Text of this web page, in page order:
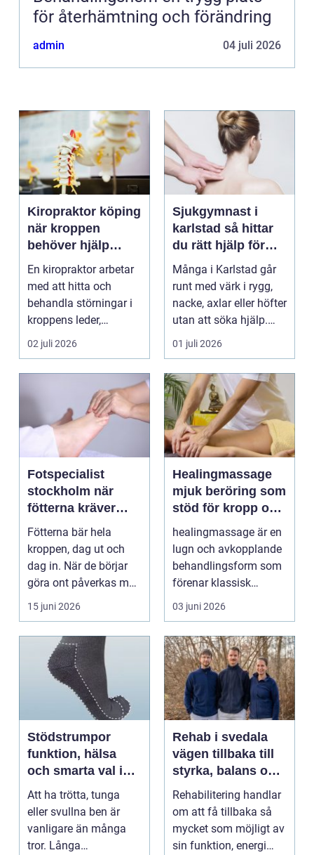
för återhämtning och förändring
admin 04 juli 2026
Kiropraktor köping
när kroppen
behöver hjälp
tillbaka
En kiropraktor arbetar
med att hitta och
behandla störningar i
kroppens leder,
muskler och
nervsyste...
02 juli 2026
Sjukgymnast i
karlstad så hittar
du rätt hjälp för
kroppen
Många i Karlstad går
runt med värk i rygg,
nacke, axlar eller höfter
utan att söka hjälp.
Andra har ...
01 juli 2026
Fotspecialist
stockholm när
fötterna kräver
mer än vanliga
sulor
Fötterna bär hela
kroppen, dag ut och
dag in. När de börjar
göra ont påverkas mer
15 juni 2026
Healingmassage
mjuk beröring som
stöd för kropp och
själ
healingmassage är en
lugn och avkopplande
behandlingsform som
förenar klassisk
massage med
energibas...
03 juni 2026
Stödstrumpor
funktion, hälsa
och smarta val i
vardagen
Att ha trötta, tunga
eller svullna ben är
vanligare än många
tror. Långa
Rehab i svedala
vägen tillbaka till
styrka, balans och
vardag
Rehabilitering handlar
om att få tillbaka så
mycket som möjligt av
sin funktion, energi